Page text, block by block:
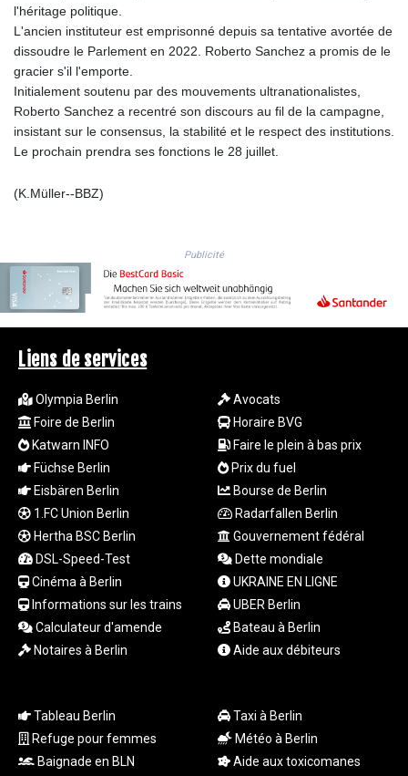
NGN
1570.218621
NOK 10.999988
NPR 175.441856
NZD 1.96294
OMR 0.443115
PYG
6853.617163
QAR 4.211823
RWF
1692.588862
SAR 4.32768
SBD 9.298537
SCR 16.618402
SDG 692.059091
SEK 10.953862
SLE 28.350098
SOS 658.506319
SRD 43.640038
STD
23853.821162
SZL 18.777732
THB 38.150825
TJS 10.628901
TMT 4.033648
l'héritage politique.
L'ancien instituteur est emprisonné depuis sa tentative avortée de
dissoudre le Parlement en 2022. Roberto Sanchez a promis de le
gracier s'il l'emporte.
Initialement soutenu par des mouvements ultranationalistes,
Roberto Sanchez a recentré son discours au fil de la campagne,
insistant sur le consensus, la stabilité et le respect des institutions.
Le prochain prendra ses fonctions le 28 juillet.
(K.Müller--BBZ)
Publicité
Liens de services
Olympia Berlin
Foire de Berlin
Katwarn INFO
Füchse Berlin
Eisbären Berlin
1.FC Union Berlin
Hertha BSC Berlin
DSL-Speed-Test
Cinéma à Berlin
Informations sur les trains
Calculateur d'amende
Notaires à Berlin
Avocats
Horaire BVG
Faire le plein à bas prix
Prix du fuel
Bourse de Berlin
Radarfallen Berlin
Gouvernement fédéral
Dette mondiale
UKRAINE EN LIGNE
UBER Berlin
Bateau à Berlin
Aide aux débiteurs
Tableau Berlin
Refuge pour femmes
Baignade en BLN
Taxi à Berlin
Météo à Berlin
Aide aux toxicomanes